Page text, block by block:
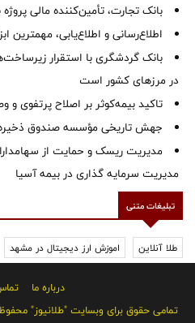
بانک تجارت، تأمین‌کننده مالی پروژه بازسازی
اطلاع‌رسانی و اطلاع‌یابی، مهمترین
بانک گردشگری با استقرار
در مرزهای کشور است
تاکید بیمه‌کوثر بر اصلاح پرتفوی و
جهش تاریخی مؤسسه صندوق ذخیره
مدیریت ریسک و حمایت از
مدیریت سرمایه گذاری در بیمه آسیا
تبلیغات متنی
طلا آنلاین اموزش ارز دیجیتال در مشهد
درباره ما
تمامی حقوق برای وبسایت "طلانیوز"